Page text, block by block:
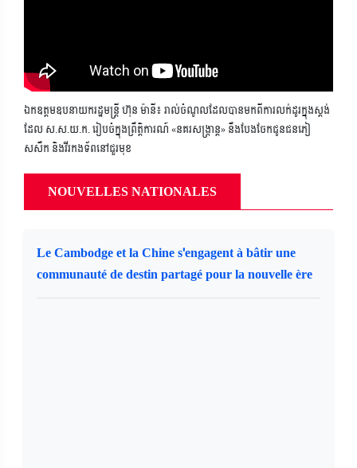
ឯកឧត្តមឧបនាយករដ្ឋមន្ត្រី ហ៊ុន ម៉ានី៖ រាល់ចំណូលដែលបានមកពីការលក់ដូរក្នុងស្តង់
ដែល ស.ស.យ.ក. រៀបចំក្នុងព្រឹត្តិការណ៍ «នគរសង្ក្រាន្ត» នឹងបែងចែកជូនជនភៀ
សសឹក និងវីរកងទ័ពនៅជួរមុខ
NOUVELLES NATIONALES
Le Cambodge et la Chine s'engagent à bâtir une
communauté de destin partagé pour la nouvelle ère